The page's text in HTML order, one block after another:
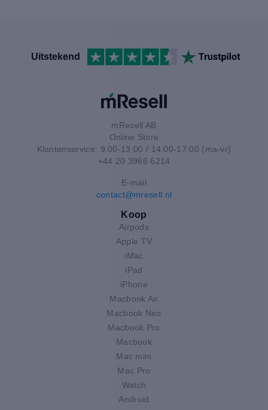
Uitstekend
mResell AB
Online Store
Klantenservice: 9:00-13:00 / 14:00-17:00 (ma-vr)
+44 20 3966 6214
E-mail
contact@mresell.nl
Koop
Airpods
Apple TV
iMac
iPad
iPhone
Macbook Air
Macbook Neo
Macbook Pro
Macbook
Mac mini
Mac Pro
Watch
Android